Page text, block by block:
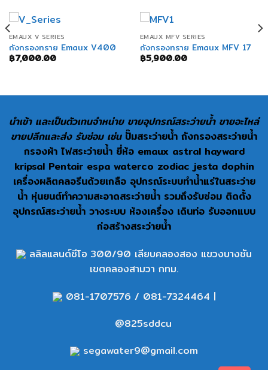
EMAUX V SERIES
ถังกรองทราย Emaux V400
฿7,000.00
EMAUX MFV SERIES
ถังกรองทราย Emaux MFV 17
฿5,900.00
นำเข้า และเป็นตัวเทนจำหน่าย ขายอุปกรณ์สระว่ายน้ำ ขายอะไหล่
ขายปลีกและส่ง รับซ่อม เช่น ปั๊มสระว่ายน้ำ ถังกรองสระว่ายน้ำ
กรองผ้า ไฟสระว่ายน้ำ ยี่ห้อ emaux astral hayward
kripsal Pentair espa waterco zodiac jesta dophin
เครื่องผลิตคลอรีนด้วยเกลือ อุปกรณ์ระบบทำน้ำแร่ในสระว่าย
น้ำ หุ่นยนต์ทำความสะอาดสระว่ายน้ำ รวมถึงรับซ่อม ติดตั้ง
อุปกรณ์สระว่ายน้ำ วางระบบ ห้องเครื่อง เดินท่อ รับออกแบบ
ก่อสร้างสระว่ายน้ำ
ลลิลแลนด์ซีโอ 300/90 เลียบคลองสอง แขวงบางชัน
เขตคลองสามวา กทม.
081-1707576 / 081-7324464 |
@825sddcu
segawater9@gmail.com